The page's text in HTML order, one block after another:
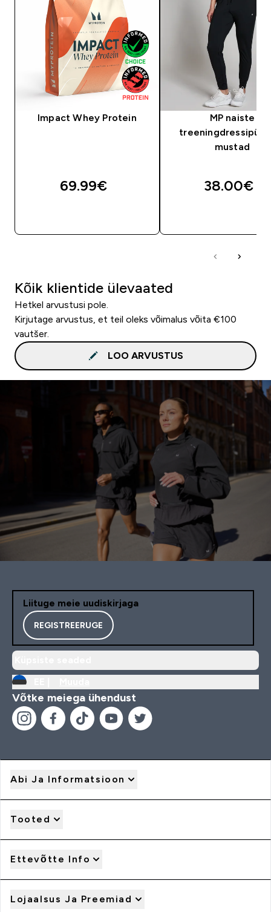
Impact Whey Protein
69.99€‎
MP naiste
mustad
38.00€‎
Kõik klientide ülevaated
Hetkel arvustusi pole.
Kirjutage arvustus, et teil oleks võimalus võita €100
vautšer.
LOO ARVUSTUS
Liituge meie uudiskirjaga
REGISTREERUGE
Võtke meiega ühendust
Abi Ja Informatsioon
Tooted
Ettevõtte Info
Lojaalsus Ja Preemiad